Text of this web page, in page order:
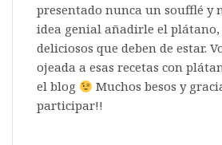
presentado nunca un soufflé y
idea genial añadirle el
deliciosos que deben de estar.
ojeada a esas recetas con
el blog
Muchos besos y
participar!!